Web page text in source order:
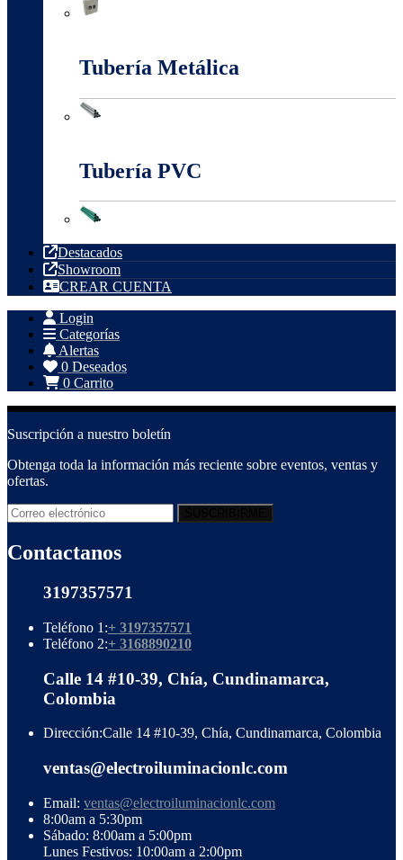
Tubería Metálica
Tubería PVC
Destacados
Showroom
CREAR CUENTA
Login
Categorías
Alertas
0 Deseados
0 Carrito
Suscripción a nuestro boletín
Obtenga toda la información más reciente sobre eventos, ventas y
ofertas.
Contactanos
3197357571
Teléfono 1:+ 3197357571
Teléfono 2:+ 3168890210
Calle 14 #10-39, Chía, Cundinamarca,
Colombia
Dirección:Calle 14 #10-39, Chía, Cundinamarca, Colombia
ventas@electroiluminacionlc.com
Email: ventas@electroiluminacionlc.com
8:00am a 5:30pm
Sábado: 8:00am a 5:00pm
Lunes Festivos: 10:00am a 2:00pm